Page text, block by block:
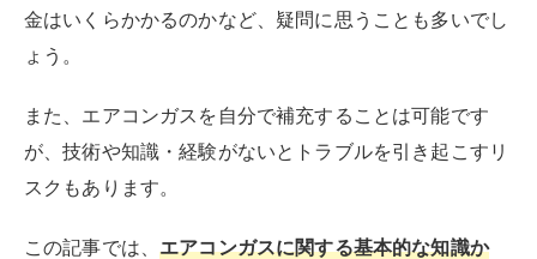
金はいくらかかるのかなど、疑問に思うことも多いでし
ょう。
また、エアコンガスを自分で補充することは可能です
が、技術や知識・経験がないとトラブルを引き起こすリ
スクもあります。
この記事では、エアコンガスに関する基本的な知識か